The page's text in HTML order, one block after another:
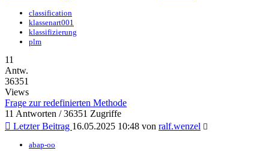
classification
klassenart001
klassifizierung
plm
11
Antw.
36351
Views
Frage zur redefinierten Methode
11 Antworten / 36351 Zugriffe
Letzter Beitrag 16.05.2025 10:48 von ralf.wenzel
abap-oo